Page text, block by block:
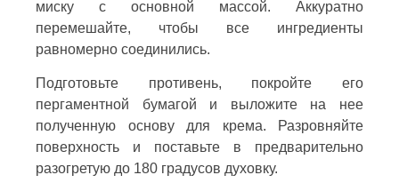
миску с основной массой. Аккуратно
перемешайте, чтобы все ингредиенты
равномерно соединились.
Подготовьте противень, покройте его
пергаментной бумагой и выложите на нее
полученную основу для крема. Разровняйте
поверхность и поставьте в предварительно
разогретую до 180 градусов духовку.